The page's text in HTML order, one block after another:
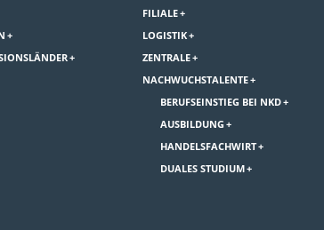
FILIALE
LOGISTIK
ZENTRALE
NACHWUCHSTALENTE
BERUFSEINSTIEG BEI NKD
AUSBILDUNG
HANDELSFACHWIRT
DUALES STUDIUM